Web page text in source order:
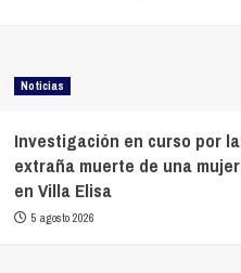
Noticias
Investigación en curso por la
extraña muerte de una mujer
en Villa Elisa
5 agosto 2026